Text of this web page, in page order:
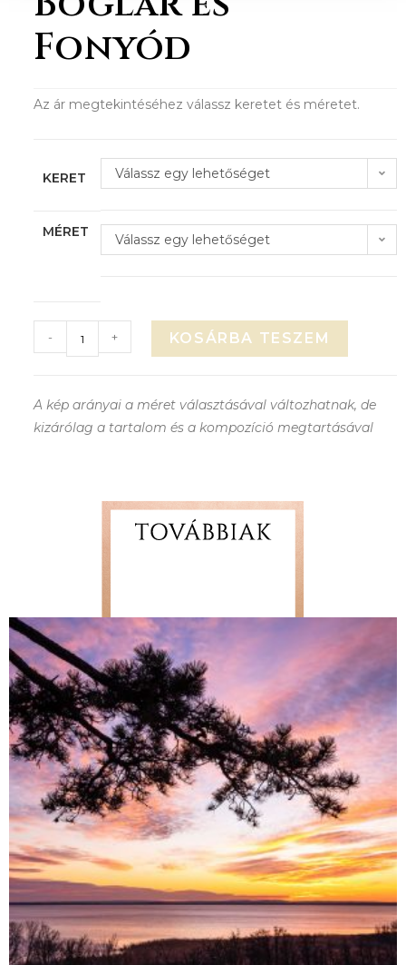
Fonyód
Az ár megtekintéséhez válassz keretet és méretet.
KERET Válassz egy lehetőséget
MÉRET Válassz egy lehetőséget
- + KOSÁRBA TESZEM
A kép arányai a méret választásával változhatnak, de
kizárólag a tartalom és a kompozíció megtartásával